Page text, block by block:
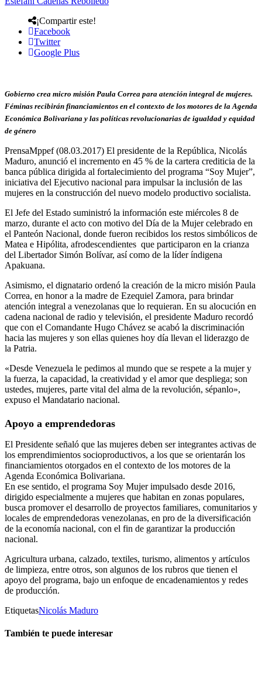
¡Compartir este!
Facebook
Twitter
Google Plus
Gobierno crea micro misión Paula Correa para atención integral de mujeres.
Féminas recibirán financiamientos en el contexto de los motores de la Agenda
Económica Bolivariana y las políticas revolucionarias de igualdad y equidad
de género
PrensaMppef (08.03.2017) El presidente de la República, Nicolás
Maduro, anunció el incremento en 45 % de la cartera crediticia de la
banca pública dirigida al fortalecimiento del programa “Soy Mujer”,
iniciativa del Ejecutivo nacional para impulsar la inclusión de las
mujeres en la construcción del nuevo modelo productivo socialista.
El Jefe del Estado suministró la información este miércoles 8 de
marzo, durante el acto con motivo del Día de la Mujer celebrado en
el Panteón Nacional, donde fueron recibidos los restos simbólicos de
Matea e Hipólita, afrodescendientes que participaron en la crianza
del Libertador Simón Bolívar, así como de la líder índigena
Apakuana.
Asimismo, el dignatario ordenó la creación de la micro misión Paula
Correa, en honor a la madre de Ezequiel Zamora, para brindar
atención integral a venezolanas que lo requieran. En su alocución en
cadena nacional de radio y televisión, el presidente Maduro recordó
que con el Comandante Hugo Chávez se acabó la discriminación
hacia las mujeres y son ellas quienes hoy día llevan el liderazgo de
la Patria.
«Desde Venezuela le pedimos al mundo que se respete a la mujer y
la fuerza, la capacidad, la creatividad y el amor que despliega; son
ustedes, mujeres, parte vital del alma de la revolución, sépanlo»,
expuso el Mandatario nacional.
Apoyo a emprendedoras
El Presidente señaló que las mujeres deben ser integrantes activas de
los emprendimientos socioproductivos, a los que se orientarán los
financiamientos otorgados en el contexto de los motores de la
Agenda Económica Bolivariana.
En ese sentido, el programa Soy Mujer impulsado desde 2016,
dirigido especialmente a mujeres que habitan en zonas populares,
busca promover el desarrollo de proyectos familiares, comunitarios y
locales de emprendedoras venezolanas, en pro de la diversificación
de la economía nacional, con el fin de garantizar la producción
nacional.
Agricultura urbana, calzado, textiles, turismo, alimentos y artículos
de limpieza, entre otros, son algunos de los rubros que tienen el
apoyo del programa, bajo un enfoque de encadenamientos y redes
de producción.
EtiquetasNicolás Maduro
También te puede interesar